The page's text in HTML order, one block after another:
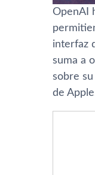
OpenAI
interfaz
suma a
sobre
de